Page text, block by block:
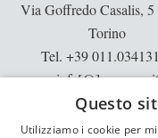
Via Goffredo Casalis, 5
Torino
Tel. +39
info[@]neamesa.it
p.iva: 10397540013 |
1129913
Questo
Utilizziamo i cookie per